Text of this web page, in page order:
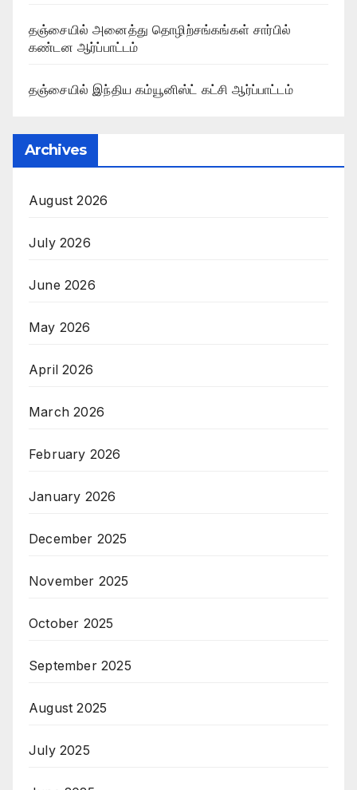
தஞ்சையில் அனைத்து தொழிற்சங்கங்கள் சார்பில்
கண்டன ஆர்ப்பாட்டம்
தஞ்சையில் இந்திய கம்யூனிஸ்ட் கட்சி ஆர்ப்பாட்டம்
Archives
August 2026
July 2026
June 2026
May 2026
April 2026
March 2026
February 2026
January 2026
December 2025
November 2025
October 2025
September 2025
August 2025
July 2025